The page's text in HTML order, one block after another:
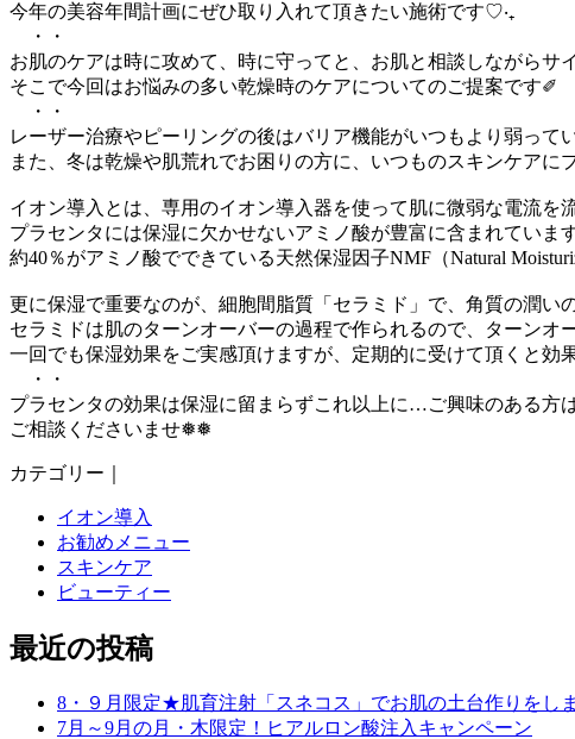
今年の美容年間計画にぜひ取り入れて頂きたい施術です♡‧₊
・・
お肌のケアは時に攻めて、時に守ってと、お肌と相談しながらサ
そこで今回はお悩みの多い乾燥時のケアについてのご提案です✐
・・
レーザー治療やピーリングの後はバリア機能がいつもより弱って
また、冬は乾燥や肌荒れでお困りの方に、いつものスキンケアに
イオン導入とは、専用のイオン導入器を使って肌に微弱な電流を
プラセンタには保湿に欠かせないアミノ酸が豊富に含まれています
約40％がアミノ酸でできている天然保湿因子NMF（Natural
更に保湿で重要なのが、細胞間脂質「セラミド」で、角質の潤い
セラミドは肌のターンオーバーの過程で作られるので、ターン
一回でも保湿効果をご実感頂けますが、定期的に受けて頂くと効
・・
プラセンタの効果は保湿に留まらずこれ以上に…ご興味のある方
ご相談くださいませ❅❅
カテゴリー｜
イオン導入
お勧めメニュー
スキンケア
ビューティー
最近の投稿
8・９月限定★肌育注射「スネコス」でお肌の土台作りをし
7月～9月の月・木限定！ヒアルロン酸注入キャンペーン